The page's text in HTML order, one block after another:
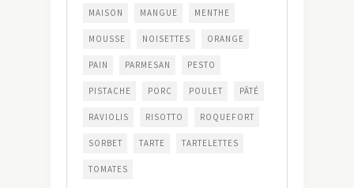
MAISON MANGUE MENTHE
MOUSSE NOISETTES ORANGE
PAIN PARMESAN PESTO
PISTACHE PORC POULET PÂTÉ
RAVIOLIS RISOTTO ROQUEFORT
SORBET TARTE TARTELETTES
TOMATES